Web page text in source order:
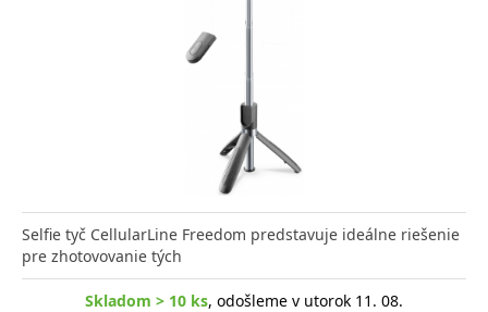
Selfie tyč CellularLine Freedom predstavuje ideálne riešenie
pre zhotovovanie tých
Skladom > 10 ks, odošleme v utorok 11. 08.